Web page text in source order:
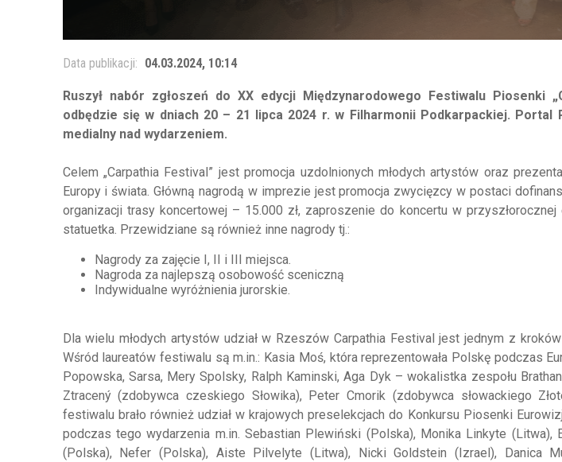
Data publikacji: 04.03.2024, 10:14
Ruszył nabór zgłoszeń do XX edycji Międzynarodowego Festiwalu Piosenki
odbędzie się w dniach 20 – 21 lipca 2024 r. w Filharmonii Podkarpackiej. Portal
medialny nad wydarzeniem.
Celem „Carpathia Festival” jest promocja uzdolnionych młodych artystów oraz
Europy i świata. Główną nagrodą w imprezie jest promocja zwycięzcy w postaci
organizacji trasy koncertowej – 15.000 zł, zaproszenie do koncertu w
statuetka. Przewidziane są również inne nagrody tj.:
Nagrody za zajęcie I, II i III miejsca.
Nagroda za najlepszą osobowość sceniczną
Indywidualne wyróżnienia jurorskie.
Dla wielu młodych artystów udział w Rzeszów Carpathia Festival jest jednym z
Wśród laureatów festiwalu są m.in.: Kasia Moś, która reprezentowała Polskę podczas
Popowska, Sarsa, Mery Spolsky, Ralph Kaminski, Aga Dyk – wokalistka zespołu
Ztracený (zdobywca czeskiego Słowika), Peter Cmorik (zdobywca słowackiego
festiwalu brało również udział w krajowych preselekcjach do Konkursu Piosenki
podczas tego wydarzenia m.in. Sebastian Plewiński (Polska), Monika Linkyte (Litwa),
(Polska), Nefer (Polska), Aiste Pilvelyte (Litwa), Nicki Goldstein (Izrael), Danica